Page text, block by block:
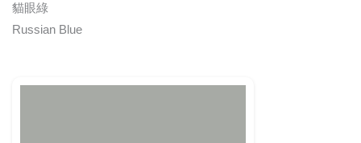
貓眼綠
Russian Blue